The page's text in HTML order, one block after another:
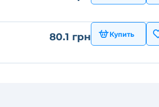
80.1 грн Купить